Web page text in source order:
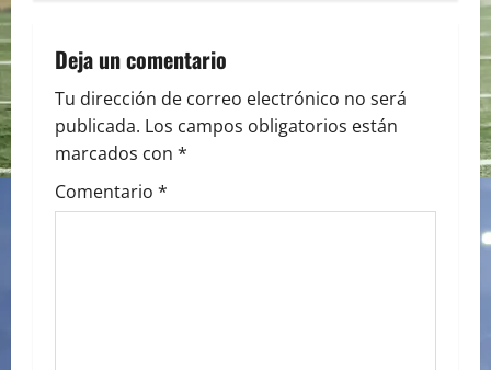
a
v
i
g
Deja un comentario
Tu dirección de correo electrónico no será
publicada. Los campos obligatorios están
marcados con *
Comentario *